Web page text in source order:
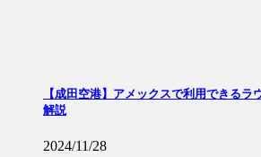
【成田空港】アメックスで利用できるラ
解説
2024/11/28